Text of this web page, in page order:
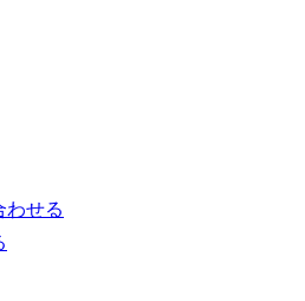
わせる